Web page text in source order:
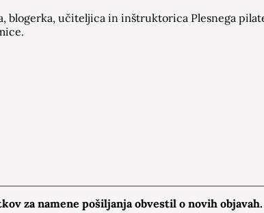
blogerka, učiteljica in inštruktorica Plesnega
za namene pošiljanja obvestil o novih objavah.